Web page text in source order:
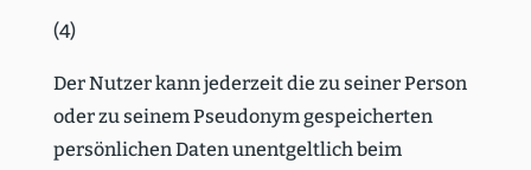
(4)
Der Nutzer kann jederzeit die zu seiner Person
oder zu seinem Pseudonym gespei­cherten
persön­lichen Daten unent­geltlich beim